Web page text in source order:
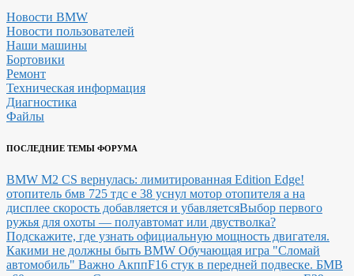
Новости BMW
Новости пользователей
Наши машины
Бортовики
Ремонт
Техническая информация
Диагностика
Файлы
ПОСЛЕДНИЕ ТЕМЫ ФОРУМА
BMW M2 CS вернулась: лимитированная Edition Edge!
отопитель бмв 725 тдс е 38 уснул мотор отопителя а на
дисплее скорость добавляется и убавляетсяВыбор первого
ружья для охоты — полуавтомат или двустволка?
Подскажите, где узнать официальную мощность двигателя.
Какими не должны быть BMW Обучающая игра "Сломай
автомобиль" Важно АкппF16 стук в передней подвеске. БМВ